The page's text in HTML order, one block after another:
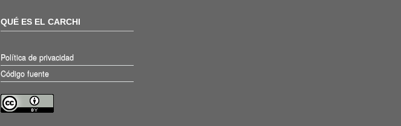
QUÉ ES EL CARCHI
Política de privacidad
Código fuente